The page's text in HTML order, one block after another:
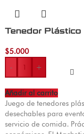
Tenedor Plástico
$5.000
-
+
Añadir al carrito
Juego de tenedores
desechables para
servicio de comida.